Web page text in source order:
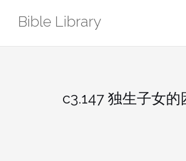
Bible Library
c3.147 独生子女的